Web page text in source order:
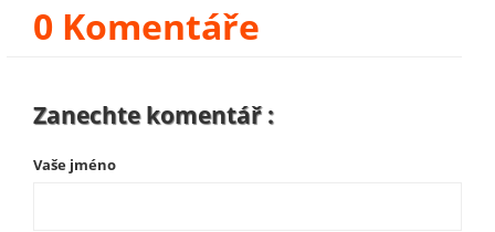
0 Komentáře
Zanechte komentář :
Vaše jméno